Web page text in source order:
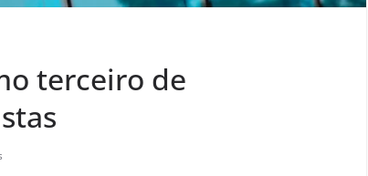
terceiro de